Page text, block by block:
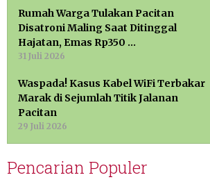
Rumah Warga Tulakan Pacitan
Disatroni Maling Saat Ditinggal
Hajatan, Emas Rp350 …
31 Juli 2026
Waspada! Kasus Kabel WiFi Terbakar
Marak di Sejumlah Titik Jalanan
Pacitan
29 Juli 2026
Pencarian Populer